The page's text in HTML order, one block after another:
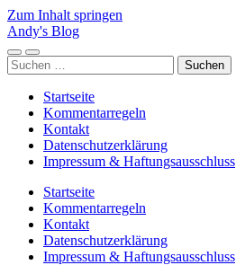
Zum Inhalt springen
Andy's Blog
Mobile-
Menü
Suchfeld
ein-/ausblenden
Suchen
nach:
Startseite
Kommentarregeln
Kontakt
Datenschutzerklärung
Impressum & Haftungsausschluss
Startseite
Kommentarregeln
Kontakt
Datenschutzerklärung
Impressum & Haftungsausschluss